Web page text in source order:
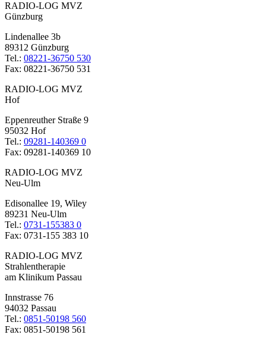
RADIO-LOG MVZ
Günzburg
Lindenallee 3b
89312 Günzburg
Tel.: 08221-36750 530
Fax: 08221-36750 531
RADIO-LOG MVZ
Hof
Eppenreuther Straße 9
95032 Hof
Tel.: 09281-140369 0
Fax: 09281-140369 10
RADIO-LOG MVZ
Neu-Ulm
Edisonallee 19, Wiley
89231 Neu-Ulm
Tel.: 0731-155383 0
Fax: 0731-155 383 10
RADIO-LOG MVZ
Strahlentherapie
am Klinikum Passau
Innstrasse 76
94032 Passau
Tel.: 0851-50198 560
Fax: 0851-50198 561